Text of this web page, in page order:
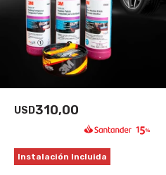
USD310,00
Instalación Incluida